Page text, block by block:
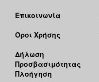
Επικοινωνία
Όροι Χρήσης
Δήλωση
Προσβασιμότητας
Πλοήγηση